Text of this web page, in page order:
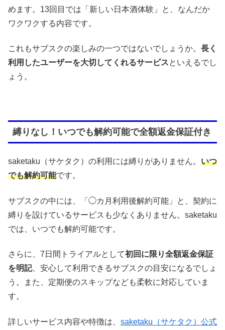
めます。13回目では「新しい日本酒体験」と、なんだか
ワクワクする内容です。
これもサブスクの楽しみの一つではないでしょうか。 長く
利用したユーザーを大切してくれるサービスといえるでし
ょう。
縛りなし！いつでも解約可能で全額返金保証付き
saketaku（サケタク）の利用には縛りがありません。 いつ
でも解約可能です。
サブスクの中には、「◯カ月利用後解約可能」と、契約に
縛りを設けているサービスも少なくありません。saketaku
では、いつでも解約可能です。
さらに、7日間トライアルとして初回に限り全額返金保証
を明記、安心して利用できるサブスクの目安になるでしょ
う。また、定期便のスキップなども柔軟に対応していま
す。
詳しいサービス内容や特徴は、 saketaku（サケタク）公式